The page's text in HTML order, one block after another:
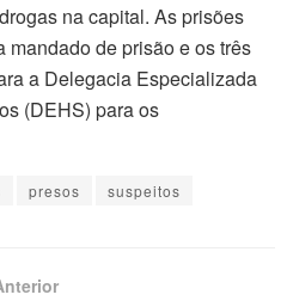
na capital. As prisões
mandado de prisão e os três
a Delegacia Especializada
(DEHS) para os
presos suspeitos